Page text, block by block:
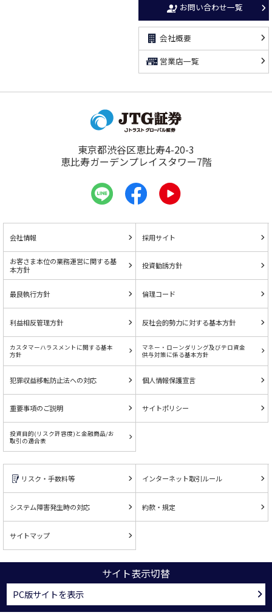
お問い合わせ一覧
会社概要
営業店一覧
東京都渋谷区恵比寿4-20-3
恵比寿ガーデンプレイスタワー7階
会社情報 採用サイト
お客さま本位の業務運営に関する基
本方針
投資勧誘方針
最良執行方針 倫理コード
利益相反管理方針 反社会的勢力に対する基本方針
カスタマーハラスメントに関する基本
方針
マネー・ローンダリング及びテロ資金
供与対策に係る基本方針
犯罪収益移転防止法への対応 個人情報保護宣言
重要事項のご説明 サイトポリシー
投資目的(リスク許容度)と金融商品/お
取引の適合表
リスク・手数料等 インターネット取引ルール
システム障害発生時の対応 約款・規定
サイトマップ
サイト表示切替
PC版サイトを表示